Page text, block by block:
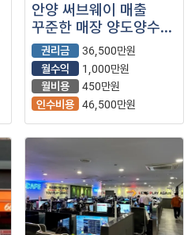
안양 써브웨이 매출
꾸준한 매장 양도양수
나왔습니다!
시설깔끔하고 좋은
매장입니다!
권리금
36,500만원
월수익
1,000만원
월비용
450만원
인수비용 46,500만원